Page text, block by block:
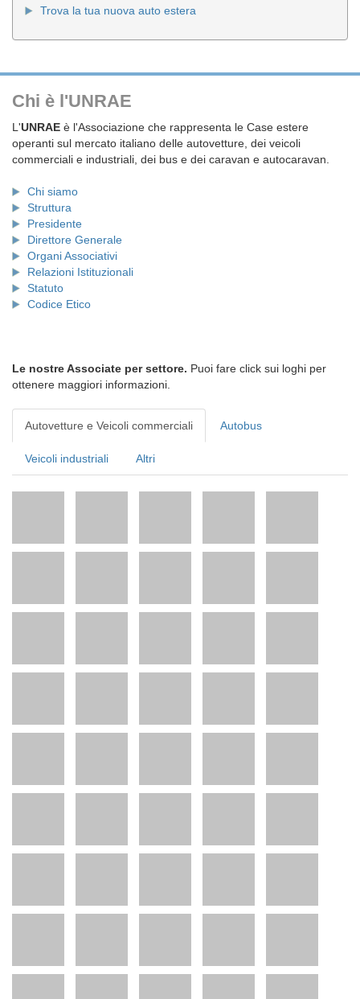
Trova la tua nuova auto estera
Chi è l'UNRAE
L'UNRAE è l'Associazione che rappresenta le Case estere
operanti sul mercato italiano delle autovetture, dei veicoli
commerciali e industriali, dei bus e dei caravan e autocaravan.
Chi siamo
Struttura
Presidente
Direttore Generale
Organi Associativi
Relazioni Istituzionali
Statuto
Codice Etico
Le nostre Associate per settore. Puoi fare click sui loghi per
ottenere maggiori informazioni.
Autovetture e Veicoli commerciali Autobus
Veicoli industriali Altri